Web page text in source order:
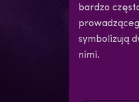
bardzo
symbolizują
nimi.